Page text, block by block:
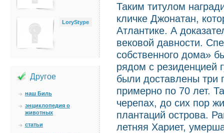
LoryStype
Другое
наш Биль
энциклопедия о
животных
статьи
Таким титулом
кличке Джонатан,
Атлантике. А
вековой давности.
собственного дома»
рядом с резиденцией
были доставлены три
примерно по 70 лет.
черепах, до сих пор
плантаций острова.
летняя Хариет,